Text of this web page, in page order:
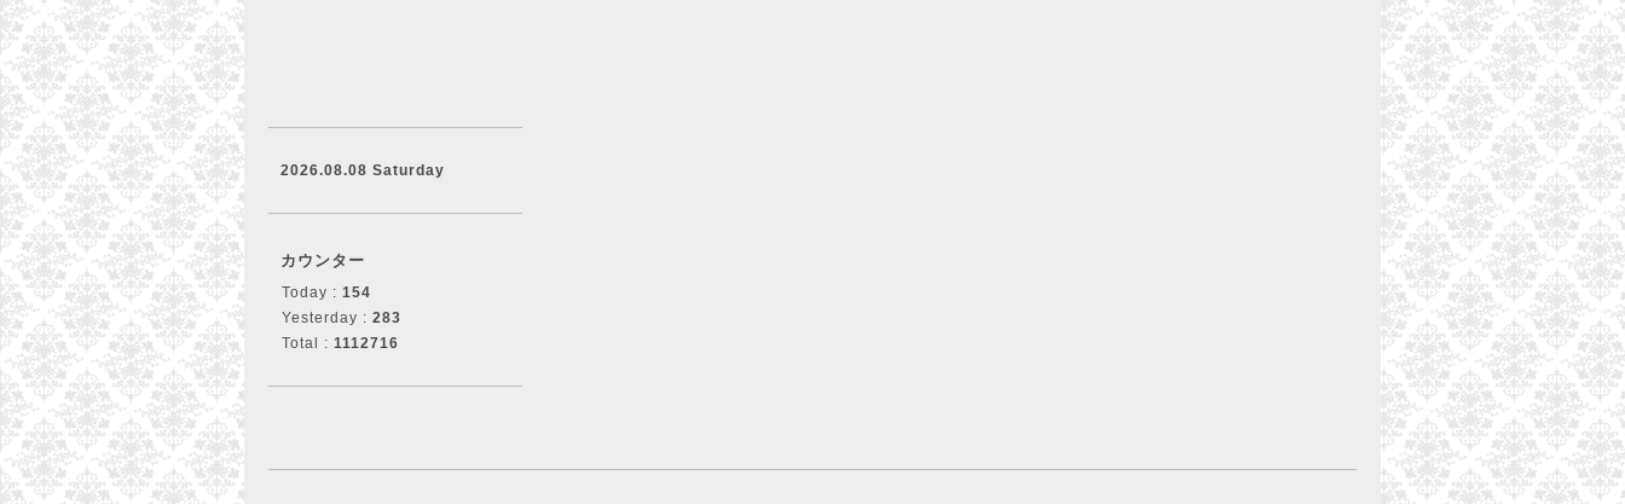
2026.08.08 Saturday
カウンター
Today : 154
Yesterday : 283
Total : 1112716